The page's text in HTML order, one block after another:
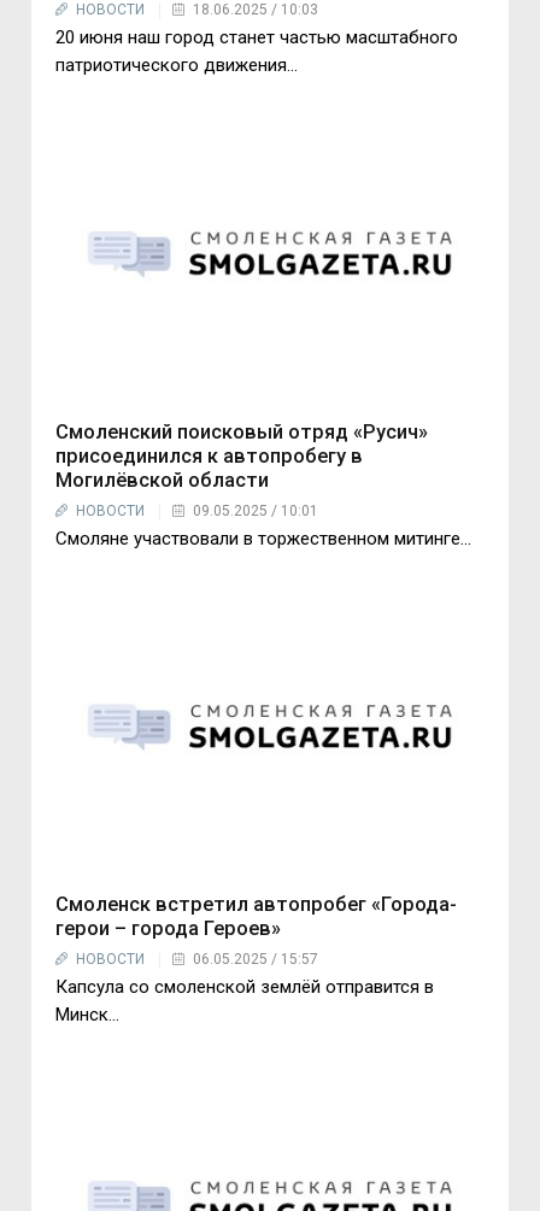
НОВОСТИ 18.06.2025 / 10:03
20 июня наш город станет частью масштабного
патриотического движения...
Смоленский поисковый отряд «Русич»
присоединился к автопробегу в
Могилёвской области
НОВОСТИ 09.05.2025 / 10:01
Смоляне участвовали в торжественном митинге…
Смоленск встретил автопробег «Города-
герои – города Героев»
НОВОСТИ 06.05.2025 / 15:57
Капсула со смоленской землёй отправится в
Минск...